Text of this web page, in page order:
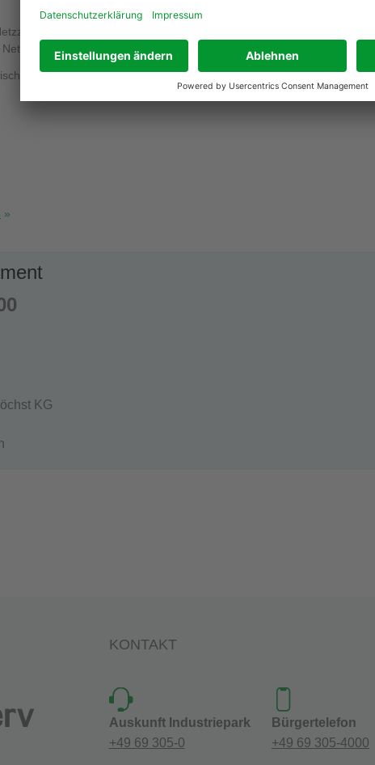
bei der Belieferung von Kunden des Lieferanten mit Gas an
angeschlossen sind.
Betreibern von in Deutschland gelegenen Gasversorgungsnetzen.
KG
KONTAKT
Auskunft Industriepark
+49 69 305-0
Bürgertelefon
+49 69 305-4000